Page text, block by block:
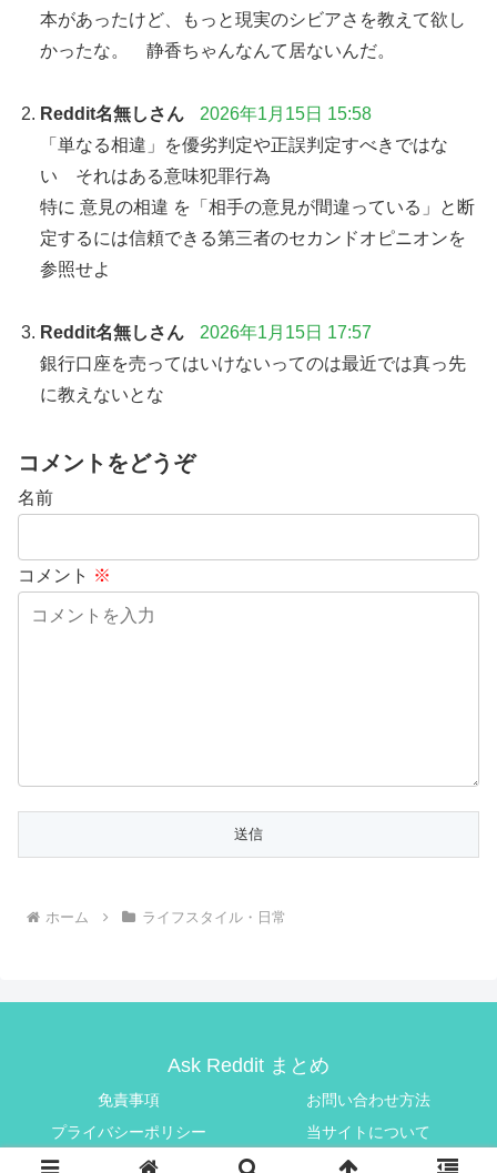
本があったけど、もっと現実のシビアさを教えて欲し
かったな。 静香ちゃんなんて居ないんだ。
Reddit名無しさん
2026年1月15日 15:58
「単なる相違」を優劣判定や正誤判定すべきではな
い それはある意味犯罪行為
特に 意見の相違 を「相手の意見が間違っている」と断
定するには信頼できる第三者のセカンドオピニオンを
参照せよ
Reddit名無しさん
2026年1月15日 17:57
銀行口座を売ってはいけないってのは最近では真っ先
に教えないとな
コメントをどうぞ
名前
コメント ※
ホーム ライフスタイル・日常
Ask Reddit まとめ
免責事項
お問い合わせ方法
プライバシーポリシー
当サイトについて